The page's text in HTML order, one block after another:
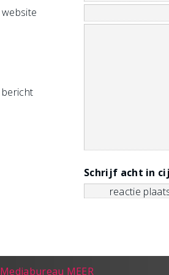
website
bericht
Schrijf acht in
Mediabureau MEER